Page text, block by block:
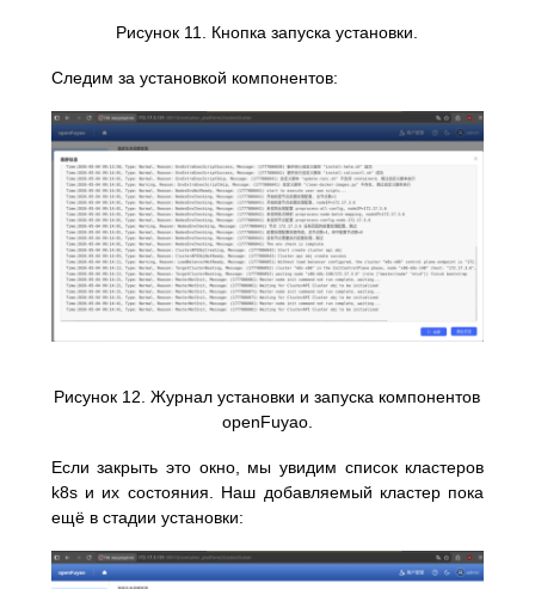
Рисунок 11. Кнопка запуска установки.
Следим за установкой компонентов:
Рисунок 12. Журнал установки и запуска компонентов
openFuyao.
Если закрыть это окно, мы увидим список кластеров
k8s и их состояния. Наш добавляемый кластер пока
ещё в стадии установки: